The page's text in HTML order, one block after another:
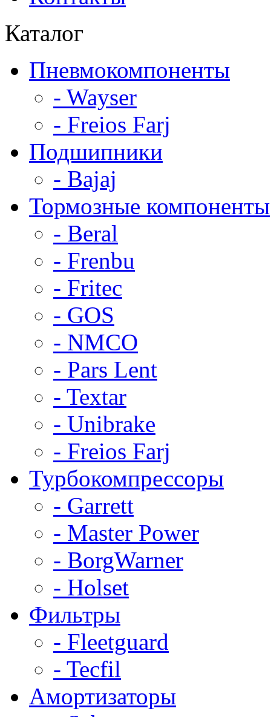
Каталог
Пневмокомпоненты
- Wayser
- Freios Farj
Подшипники
- Bajaj
Тормозные компоненты
- Beral
- Frenbu
- Fritec
- GOS
- NMCO
- Pars Lent
- Textar
- Unibrake
- Freios Farj
Турбокомпрессоры
- Garrett
- Master Power
- BorgWarner
- Holset
Фильтры
- Fleetguard
- Tecfil
Амортизаторы